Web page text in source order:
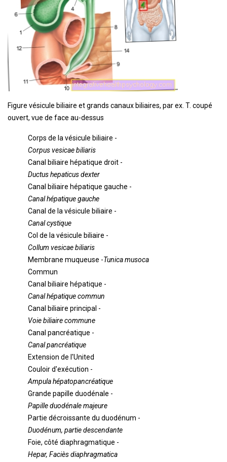
Figure vésicule biliaire et grands canaux biliaires, par ex. T. coupé
ouvert, vue de face au-dessus
Corps de la vésicule biliaire -
Corpus vesicae biliaris
Canal biliaire hépatique droit -
Ductus hepaticus dexter
Canal biliaire hépatique gauche -
Canal hépatique gauche
Canal de la vésicule biliaire -
Canal cystique
Col de la vésicule biliaire -
Collum vesicae biliaris
Membrane muqueuse -Tunica musoca
Commun
Canal biliaire hépatique -
Canal hépatique commun
Canal biliaire principal -
Voie biliaire commune
Canal pancréatique -
Canal pancréatique
Extension de l'United
Couloir d'exécution -
Ampula hépatopancréatique
Grande papille duodénale -
Papille duodénale majeure
Partie décroissante du duodénum -
Duodénum, ​​partie descendante
Foie, côté diaphragmatique -
Hepar, Faciès diaphragmatica